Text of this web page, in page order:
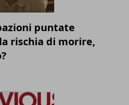
puntate
rischia di morire,